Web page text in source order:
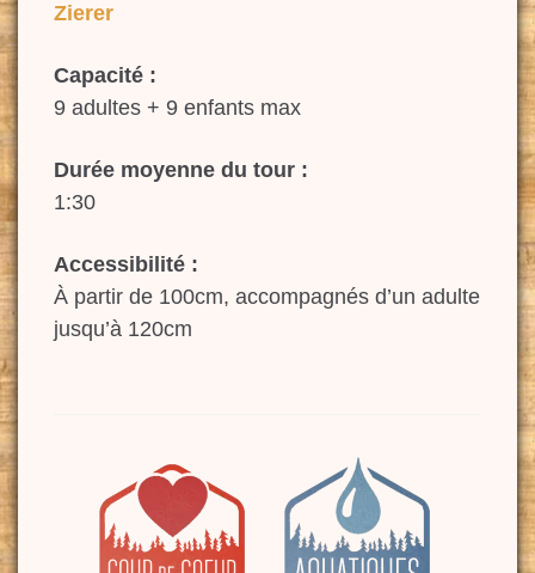
Zierer
Capacité :
9 adultes + 9 enfants max
Durée moyenne du tour :
1:30
Accessibilité :
À partir de 100cm, accompagnés d’un adulte
jusqu’à 120cm